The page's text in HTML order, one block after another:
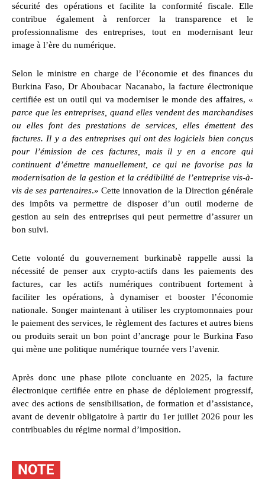
sécurité des opérations et facilite la conformité fiscale. Elle
contribue également à renforcer la transparence et le
professionnalisme des entreprises, tout en modernisant leur
image à l’ère du numérique.
Selon le ministre en charge de l’économie et des finances du
Burkina Faso, Dr Aboubacar Nacanabo, la facture électronique
certifiée est un outil qui va moderniser le monde des affaires, «
parce que les entreprises, quand elles vendent des marchandises
ou elles font des prestations de services, elles émettent des
factures. Il y a des entreprises qui ont des logiciels bien conçus
pour l’émission de ces factures, mais il y en a encore qui
continuent d’émettre manuellement, ce qui ne favorise pas la
modernisation de la gestion et la crédibilité de l’entreprise vis-à-
vis de ses partenaires.» Cette innovation de la Direction générale
des impôts va permettre de disposer d’un outil moderne de
gestion au sein des entreprises qui peut permettre d’assurer un
bon suivi.
Cette volonté du gouvernement burkinabè rappelle aussi la
nécessité de penser aux crypto-actifs dans les paiements des
factures, car les actifs numériques contribuent fortement à
faciliter les opérations, à dynamiser et booster l’économie
nationale. Songer maintenant à utiliser les cryptomonnaies pour
le paiement des services, le règlement des factures et autres biens
ou produits serait un bon point d’ancrage pour le Burkina Faso
qui mène une politique numérique tournée vers l’avenir.
Après donc une phase pilote concluante en 2025, la facture
électronique certifiée entre en phase de déploiement progressif,
avec des actions de sensibilisation, de formation et d’assistance,
avant de devenir obligatoire à partir du 1er juillet 2026 pour les
contribuables du régime normal d’imposition.
NOTE